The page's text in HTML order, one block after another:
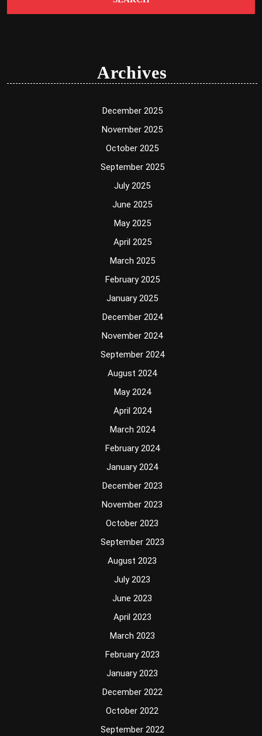
Archives
December 2025
November 2025
October 2025
September 2025
July 2025
June 2025
May 2025
April 2025
March 2025
February 2025
January 2025
December 2024
November 2024
September 2024
August 2024
May 2024
April 2024
March 2024
February 2024
January 2024
December 2023
November 2023
October 2023
September 2023
August 2023
July 2023
June 2023
April 2023
March 2023
February 2023
January 2023
December 2022
October 2022
September 2022